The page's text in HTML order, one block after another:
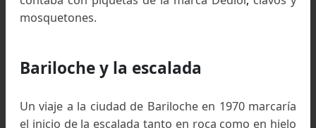
once entró al
Su primer par de botines fue heredado de
madre, a los doce años, de la marca
Marasco y Speziale, con los cuales su paso en
montañas se hacía notar.